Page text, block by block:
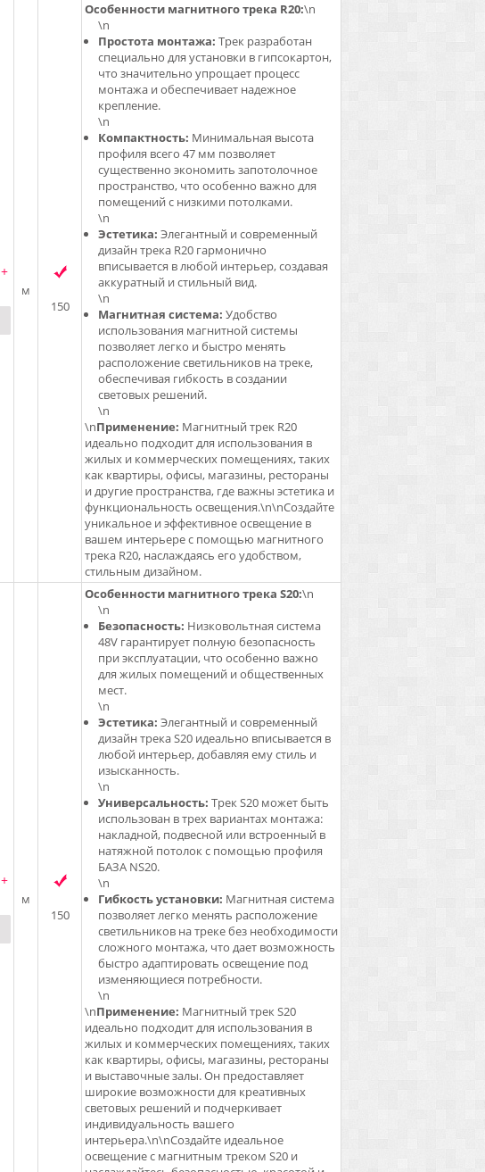
+
м
150
Особенности магнитного трека R20:\n
\n
Простота монтажа: Трек разработан
специально для установки в гипсокартон,
что значительно упрощает процесс
монтажа и обеспечивает надежное
крепление.
\n
Компактность: Минимальная высота
профиля всего 47 мм позволяет
существенно экономить запотолочное
пространство, что особенно важно для
помещений с низкими потолками.
\n
Эстетика: Элегантный и современный
дизайн трека R20 гармонично
вписывается в любой интерьер, создавая
аккуратный и стильный вид.
\n
Магнитная система: Удобство
использования магнитной системы
позволяет легко и быстро менять
расположение светильников на треке,
обеспечивая гибкость в создании
световых решений.
\n
\nПрименение: Магнитный трек R20
идеально подходит для использования в
жилых и коммерческих помещениях, таких
как квартиры, офисы, магазины, рестораны
и другие пространства, где важны эстетика и
функциональность освещения.\n\nСоздайте
уникальное и эффективное освещение в
вашем интерьере с помощью магнитного
трека R20, наслаждаясь его удобством,
стильным дизайном.
+
м
150
Особенности магнитного трека S20:\n
\n
Безопасность: Низковольтная система
48V гарантирует полную безопасность
при эксплуатации, что особенно важно
для жилых помещений и общественных
мест.
\n
Эстетика: Элегантный и современный
дизайн трека S20 идеально вписывается в
любой интерьер, добавляя ему стиль и
изысканность.
\n
Универсальность: Трек S20 может быть
использован в трех вариантах монтажа:
накладной, подвесной или встроенный в
натяжной потолок с помощью профиля
БАЗА NS20.
\n
Гибкость установки: Магнитная система
позволяет легко менять расположение
светильников на треке без необходимости
сложного монтажа, что дает возможность
быстро адаптировать освещение под
изменяющиеся потребности.
\n
\nПрименение: Магнитный трек S20
идеально подходит для использования в
жилых и коммерческих помещениях, таких
как квартиры, офисы, магазины, рестораны
и выставочные залы. Он предоставляет
широкие возможности для креативных
световых решений и подчеркивает
индивидуальность вашего
интерьера.\n\nСоздайте идеальное
освещение с магнитным треком S20 и